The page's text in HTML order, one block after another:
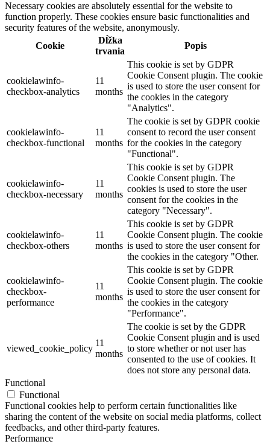
Necessary cookies are absolutely essential for the website to
function properly. These cookies ensure basic functionalities and
security features of the website, anonymously.
Cookie
Dĺžka
trvania
Popis
cookielawinfo-
checkbox-analytics
11
months
This cookie is set by GDPR
Cookie Consent plugin. The cookie
is used to store the user consent for
the cookies in the category
"Analytics".
cookielawinfo-
checkbox-functional
11
months
The cookie is set by GDPR cookie
consent to record the user consent
for the cookies in the category
"Functional".
cookielawinfo-
checkbox-necessary
11
months
This cookie is set by GDPR
Cookie Consent plugin. The
cookies is used to store the user
consent for the cookies in the
category "Necessary".
cookielawinfo-
checkbox-others
11
months
This cookie is set by GDPR
Cookie Consent plugin. The cookie
is used to store the user consent for
the cookies in the category "Other.
cookielawinfo-
checkbox-
performance
11
months
This cookie is set by GDPR
Cookie Consent plugin. The cookie
is used to store the user consent for
the cookies in the category
"Performance".
viewed_cookie_policy
11
months
The cookie is set by the GDPR
Cookie Consent plugin and is used
to store whether or not user has
consented to the use of cookies. It
does not store any personal data.
Functional
Functional
Functional cookies help to perform certain functionalities like
sharing the content of the website on social media platforms, collect
feedbacks, and other third-party features.
Performance